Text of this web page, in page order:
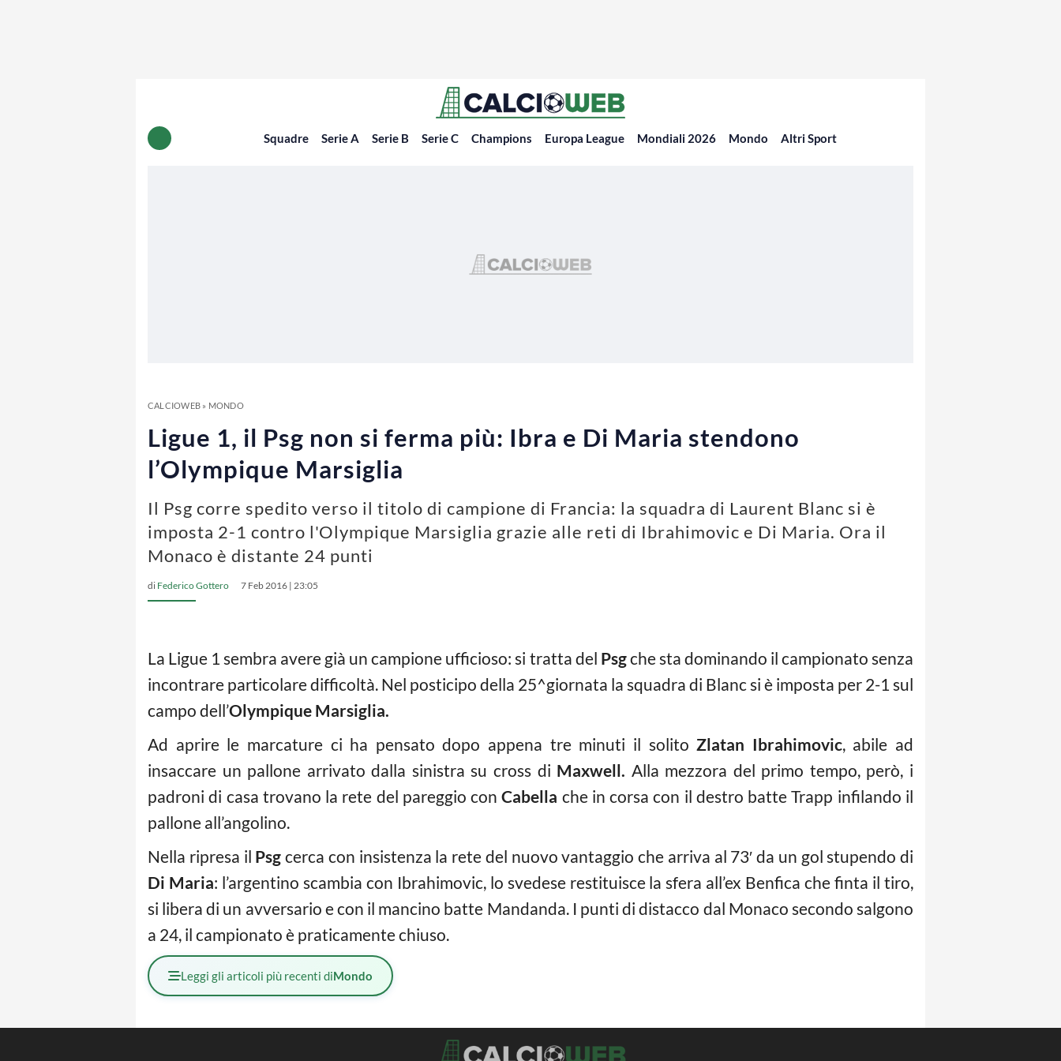
Squadre Serie A Serie B Serie C Champions Europa League Mondiali 2026 Mondo Altri Sport
CALCIOWEB» MONDO
Ligue 1, il Psg non si ferma più: Ibra e Di Maria stendono
l’Olympique Marsiglia
Il Psg corre spedito verso il titolo di campione di Francia: la squadra di Laurent Blanc si è
imposta 2-1 contro l'Olympique Marsiglia grazie alle reti di Ibrahimovic e Di Maria. Ora il
Monaco è distante 24 punti
di Federico Gottero 7 Feb 2016 | 23:05
La Ligue 1 sembra avere già un campione ufficioso: si tratta del Psgche sta dominando il campionato senza
incontrare particolare difficoltà. Nel posticipo della 25^giornata la squadra di Blanc si è imposta per 2-1 sul
campo dell’Olympique Marsiglia.
Ad aprire le marcature ci ha pensato dopo appena tre minuti il solitoZlatan Ibrahimovic, abile ad
insaccare un pallone arrivato dalla sinistra su cross di Maxwell. Alla mezzora del primo tempo, però, i
padroni di casa trovano la rete del pareggio conCabella che in corsa con il destro batte Trapp infilando il
pallone all’angolino.
Nella ripresa il Psg cerca con insistenza la rete del nuovo vantaggio che arriva al 73′ da un gol stupendo di
Di Maria: l’argentino scambia con Ibrahimovic, lo svedese restituisce la sfera all’ex Benfica che finta il tiro,
si libera di un avversario e con il mancino batte Mandanda. I punti di distacco dal Monaco secondo salgono
a 24, il campionato è praticamente chiuso.
Leggi gli articoli più recenti diMondo